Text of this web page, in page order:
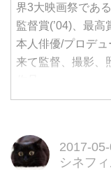
界3大映画祭であ
監督賞(’04)、最高
本人俳優/プロデ
来て監督、撮影、
2017-
シネフ